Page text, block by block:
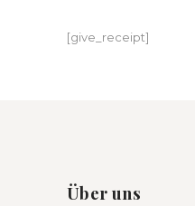
[give_receipt]
Über uns